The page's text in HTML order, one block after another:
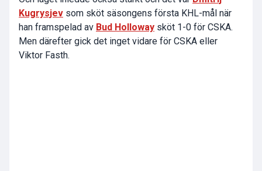
Kugrysjev som sköt säsongens första KHL-mål när
han framspelad av Bud Holloway sköt 1-0 för CSKA.
Men därefter gick det inget vidare för CSKA eller
Viktor Fasth.